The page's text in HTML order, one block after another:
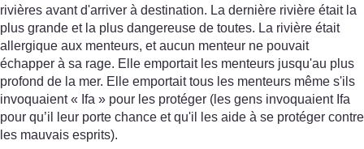
rivières avant d'arriver à destination. La dernière rivière était la
plus grande et la plus dangereuse de toutes. La rivière était
allergique aux menteurs, et aucun menteur ne pouvait
échapper à sa rage. Elle emportait les menteurs jusqu'au plus
profond de la mer. Elle emportait tous les menteurs même s'ils
invoquaient « Ifa » pour les protéger (les gens invoquaient Ifa
pour qu’il leur porte chance et qu'il les aide à se protéger contre
les mauvais esprits).